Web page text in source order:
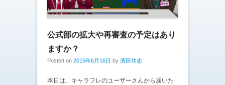
公式部の拡大や再審査の予定はあり
ますか？
Posted on 2015年6月16日 by 濱田功志
本日は、キャラフレのユーザーさんから届いた